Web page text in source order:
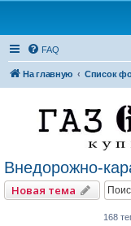
FAQ
На главную Список
Внедорожно-
Новая тема
168